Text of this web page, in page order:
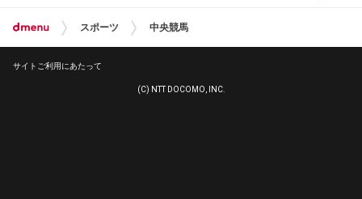
スポーツ 中央競馬
サイトご利用にあたって
(C) NTT DOCOMO, INC.